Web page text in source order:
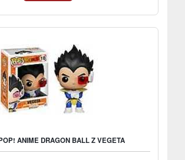
ANIME DRAGON BALL Z VEGETA